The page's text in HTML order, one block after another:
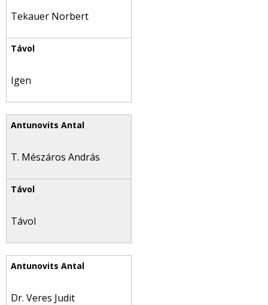
Tekauer Norbert
Igen
T. Mészáros András
Távol
Dr. Veres Judit